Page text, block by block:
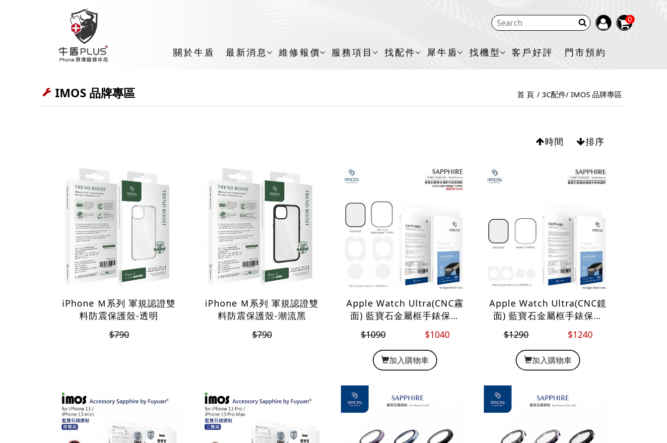
0
關於牛盾 最新消息 維修報價 服務項目 找配件 犀牛盾 找機型 客戶好評 門市預約
IMOS 品牌專區 首 頁 3C配件 IMOS 品牌專區
時間 排序
iPhone Ｍ系列 軍規認證雙
料防震保護殼-透明
$790
iPhone Ｍ系列 軍規認證雙
料防震保護殼-潮流黑
$790
Apple Watch Ultra(CNC霧
面) 藍寶石金屬框手錶保護
$1090 $1040
加入購物車
Apple Watch Ultra(CNC鏡
面) 藍寶石金屬框手錶保護
$1290 $1240
加入購物車